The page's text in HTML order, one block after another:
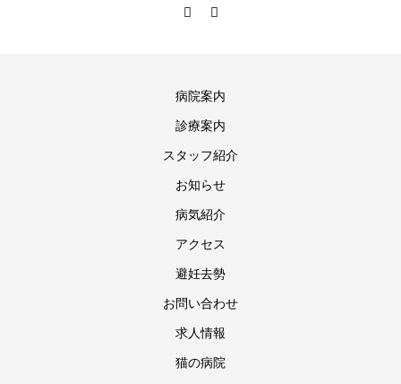
病院案内
診療案内
スタッフ紹介
お知らせ
病気紹介
アクセス
避妊去勢
お問い合わせ
求人情報
猫の病院